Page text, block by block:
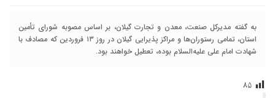
به گفته مدیرکل صنعت، معدن و تجارت گیلان، بر اساس مصوبه شورای تأمین
استان، تمامی رستوران‌ها و مراکز پذیرایی گیلان در روز ۱۳ فروردین که مصادف با
شهادت امام علی علیه‌السلام بوده، تعطیل خواهند بود.
۸۵